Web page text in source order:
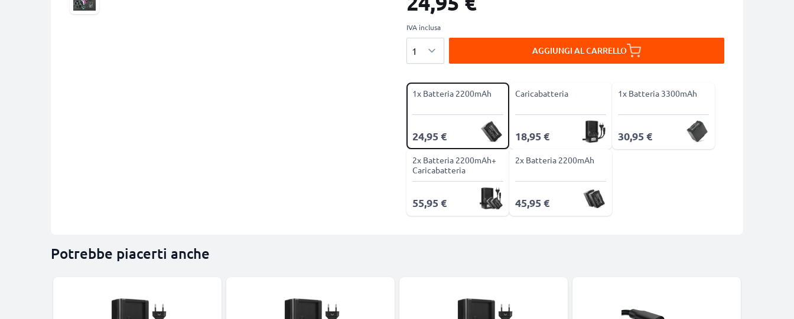
IVA inclusa
AGGIUNGI AL CARRELLO
1x Batteria 2200mAh
24,95 €
Caricabatteria
18,95 €
1x Batteria 3300mAh
30,95 €
2x Batteria 2200mAh+
Caricabatteria
55,95 €
2x Batteria 2200mAh
45,95 €
Potrebbe piacerti anche